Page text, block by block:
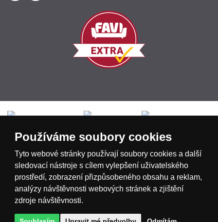
Magyarország Österreich België
Nederland
Používáme soubory cookies
Tyto webové stránky používají soubory cookies a další
sledovací nástroje s cílem vylepšení uživatelského
prostředí, zobrazení přizpůsobeného obsahu a reklam,
analýzy návštěvnosti webových stránek a zjištění
zdroje návštěvnosti.